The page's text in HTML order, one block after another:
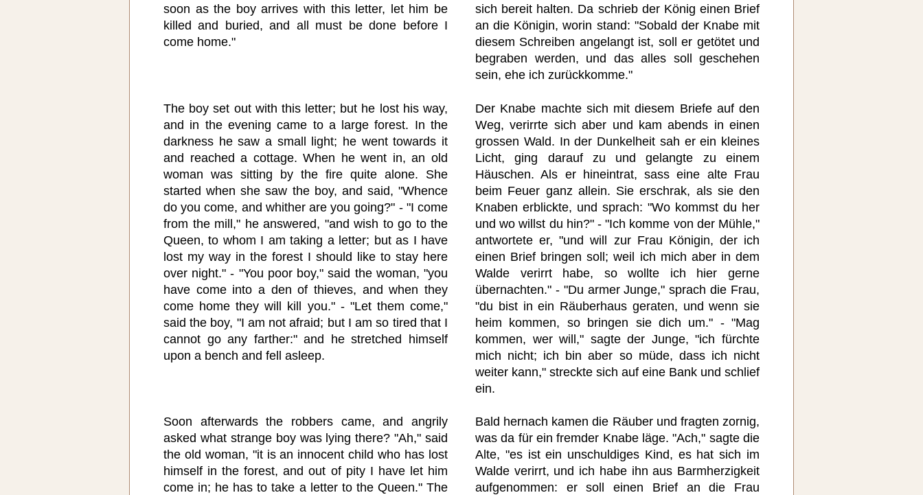
soon as the boy arrives with this letter, let him be
killed and buried, and all must be done before I
come home."
sich bereit halten. Da schrieb der König einen Brief
an die Königin, worin stand: "Sobald der Knabe mit
diesem Schreiben angelangt ist, soll er getötet und
begraben werden, und das alles soll geschehen
sein, ehe ich zurückkomme."
The boy set out with this letter; but he lost his way,
and in the evening came to a large forest. In the
darkness he saw a small light; he went towards it
and reached a cottage. When he went in, an old
woman was sitting by the fire quite alone. She
started when she saw the boy, and said, "Whence
do you come, and whither are you going?" - "I come
from the mill," he answered, "and wish to go to the
Queen, to whom I am taking a letter; but as I have
lost my way in the forest I should like to stay here
over night." - "You poor boy," said the woman, "you
have come into a den of thieves, and when they
come home they will kill you." - "Let them come,"
said the boy, "I am not afraid; but I am so tired that I
cannot go any farther:" and he stretched himself
upon a bench and fell asleep.
Der Knabe machte sich mit diesem Briefe auf den
Weg, verirrte sich aber und kam abends in einen
grossen Wald. In der Dunkelheit sah er ein kleines
Licht, ging darauf zu und gelangte zu einem
Häuschen. Als er hineintrat, sass eine alte Frau
beim Feuer ganz allein. Sie erschrak, als sie den
Knaben erblickte, und sprach: "Wo kommst du her
und wo willst du hin?" - "Ich komme von der Mühle,"
antwortete er, "und will zur Frau Königin, der ich
einen Brief bringen soll; weil ich mich aber in dem
Walde verirrt habe, so wollte ich hier gerne
übernachten." - "Du armer Junge," sprach die Frau,
"du bist in ein Räuberhaus geraten, und wenn sie
heim kommen, so bringen sie dich um." - "Mag
kommen, wer will," sagte der Junge, "ich fürchte
mich nicht; ich bin aber so müde, dass ich nicht
weiter kann," streckte sich auf eine Bank und schlief
ein.
Soon afterwards the robbers came, and angrily
asked what strange boy was lying there? "Ah," said
the old woman, "it is an innocent child who has lost
himself in the forest, and out of pity I have let him
come in; he has to take a letter to the Queen." The
Bald hernach kamen die Räuber und fragten zornig,
was da für ein fremder Knabe läge. "Ach," sagte die
Alte, "es ist ein unschuldiges Kind, es hat sich im
Walde verirrt, und ich habe ihn aus Barmherzigkeit
aufgenommen: er soll einen Brief an die Frau